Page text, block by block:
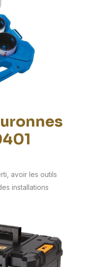
avoir les outils
installations